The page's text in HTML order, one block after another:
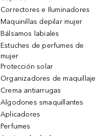
Correctores e Iluminadores
Maquinillas depilar mujer
Bálsamos labiales
Estuches de perfumes de
mujer
Protección solar
Organizadores de maquillaje
Crema antiarrugas
Algodones smaquillantes
Aplicadores
Perfumes